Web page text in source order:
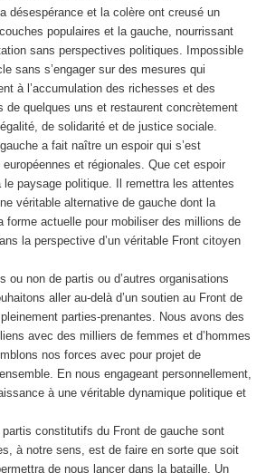
désespérance et la colère ont creusé un
populaires et la gauche, nourrissant
sans perspectives politiques. Impossible
sans s’engager sur des mesures qui
à l’accumulation des richesses et des
de quelques uns et restaurent concrètement
de solidarité et de justice sociale.
a fait naître un espoir qui s’est
et régionales. Que cet espoir
le paysage politique. Il remettra les attentes
véritable alternative de gauche dont la
forme actuelle pour mobiliser des millions de
la perspective d’un véritable Front citoyen
ou non de partis ou d’autres organisations
aller au-delà d’un soutien au Front de
parties-prenantes. Nous avons des
avec des milliers de femmes et d’hommes
nos forces avec pour projet de
En nous engageant personnellement,
à une véritable dynamique politique et
constitutifs du Front de gauche sont
à notre sens, est de faire en sorte que soit
de nous lancer dans la bataille. Un